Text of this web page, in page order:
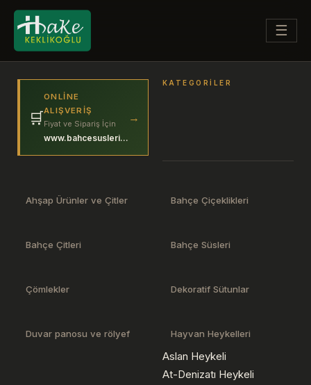
☰
🛒
ONLINE
ALIŞVERIŞ
Fiyat ve Sipariş İçin
www.bahcesuslerim.com
→
KATEGORILER
Ahşap Ürünler ve Çitler Bahçe Çiçeklikleri
Bahçe Çitleri Bahçe Süsleri
Çömlekler Dekoratif Sütunlar
Duvar panosu ve rölyef Hayvan Heykelleri
Aslan Heykeli
At-Denizatı Heykeli